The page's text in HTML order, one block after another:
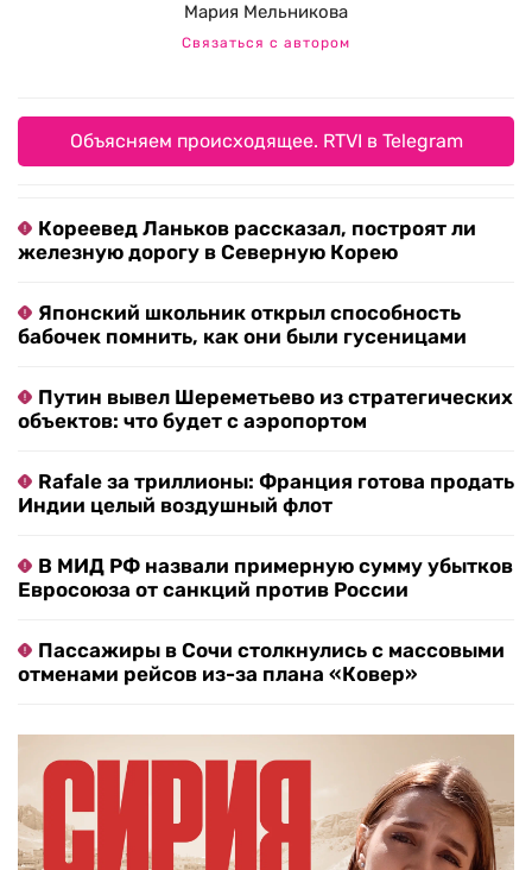
Мария Мельникова
Связаться с автором
Объясняем происходящее. RTVI в Telegram
Кореевед Ланьков рассказал, построят ли
железную дорогу в Северную Корею
Японский школьник открыл способность
бабочек помнить, как они были гусеницами
Путин вывел Шереметьево из стратегических
объектов: что будет с аэропортом
Rafale за триллионы: Франция готова продать
Индии целый воздушный флот
В МИД РФ назвали примерную сумму убытков
Евросоюза от санкций против России
Пассажиры в Сочи столкнулись с массовыми
отменами рейсов из-за плана «Ковер»